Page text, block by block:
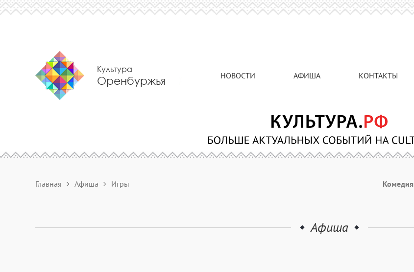
Культура
Оренбуржья НОВОСТИ АФИША КОНТАКТЫ
Главная Афиша Игры Комедия
Афиша